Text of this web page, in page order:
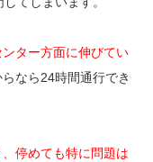
ター方面に伸びてい
なら24時間通行でき
停めても特に問題は